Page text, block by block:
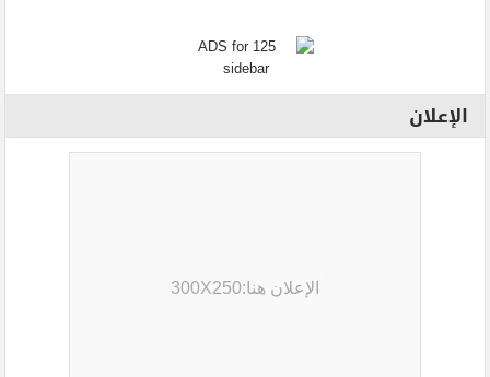
الإعلان
الإعلان هنا:300X250